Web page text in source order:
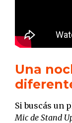
Una
Si buscás un
Mic de Stand